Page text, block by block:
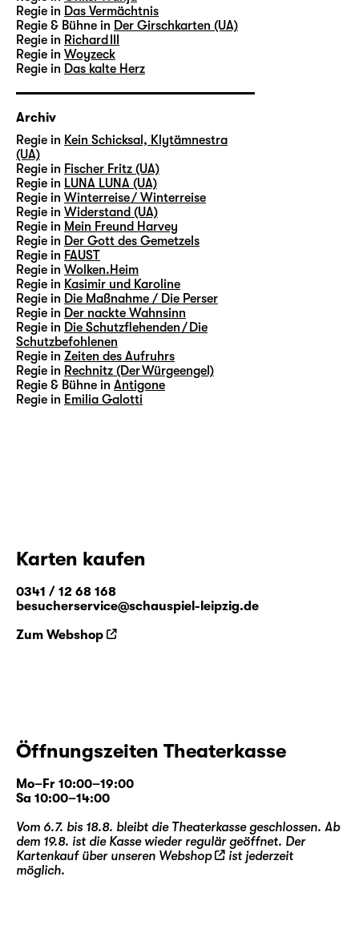
Regie in Das Vermächtnis
Regie & Bühne in Der Girschkarten (UA)
Regie in Richard III
Regie in Woyzeck
Regie in Das kalte Herz
Archiv
Regie in Kein Schicksal, Klytämnestra
(UA)
Regie in Fischer Fritz (UA)
Regie in LUNA LUNA (UA)
Regie in Winterreise / Winterreise
Regie in Widerstand (UA)
Regie in Mein Freund Harvey
Regie in Der Gott des Gemetzels
Regie in FAUST
Regie in Wolken.Heim
Regie in Kasimir und Karoline
Regie in Die Maßnahme / Die Perser
Regie in Der nackte Wahnsinn
Regie in Die Schutzflehenden / Die
Schutzbefohlenen
Regie in Zeiten des Aufruhrs
Regie in Rechnitz (Der Würgeengel)
Regie & Bühne in Antigone
Regie in Emilia Galotti
Karten kaufen
0341 / 12 68 168
besucherservice@schauspiel-leipzig.de
Zum Webshop
Öffnungszeiten Theaterkasse
Mo–Fr 10:00–19:00
Sa 10:00–14:00
Vom 6.7. bis 18.8. bleibt die Theaterkasse geschlossen. Ab
dem 19.8. ist die Kasse wieder regulär geöffnet. Der
Kartenkauf über unseren Webshop
ist jederzeit
möglich.